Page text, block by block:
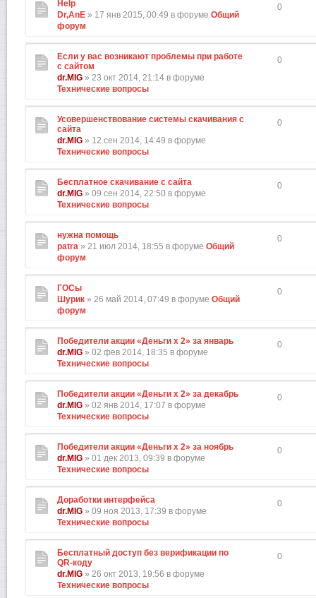
Help
Dr,AnE » 17 янв 2015, 00:49 в форуме Общий
форум
0
Если у вас возникают проблемы при работе
с сайтом
dr.MIG » 23 окт 2014, 21:14 в форуме
Технические вопросы
0
Усовершенствование системы скачивания с
сайта
dr.MIG » 12 сен 2014, 14:49 в форуме
Технические вопросы
0
Бесплатное скачивание с сайта
dr.MIG » 09 сен 2014, 22:50 в форуме
Технические вопросы
0
нужна помощь
patra » 21 июл 2014, 18:55 в форуме Общий
форум
0
ГОСы
Шурик » 26 май 2014, 07:49 в форуме Общий
форум
0
Победители акции «Деньги х 2» за январь
dr.MIG » 02 фев 2014, 18:35 в форуме
Технические вопросы
0
Победители акции «Деньги х 2» за декабрь
dr.MIG » 02 янв 2014, 17:07 в форуме
Технические вопросы
0
Победители акции «Деньги х 2» за ноябрь
dr.MIG » 01 дек 2013, 09:39 в форуме
Технические вопросы
0
Доработки интерфейса
dr.MIG » 09 ноя 2013, 17:39 в форуме
Технические вопросы
0
Бесплатный доступ без верификации по
QR-коду
dr.MIG » 26 окт 2013, 19:56 в форуме
Технические вопросы
0